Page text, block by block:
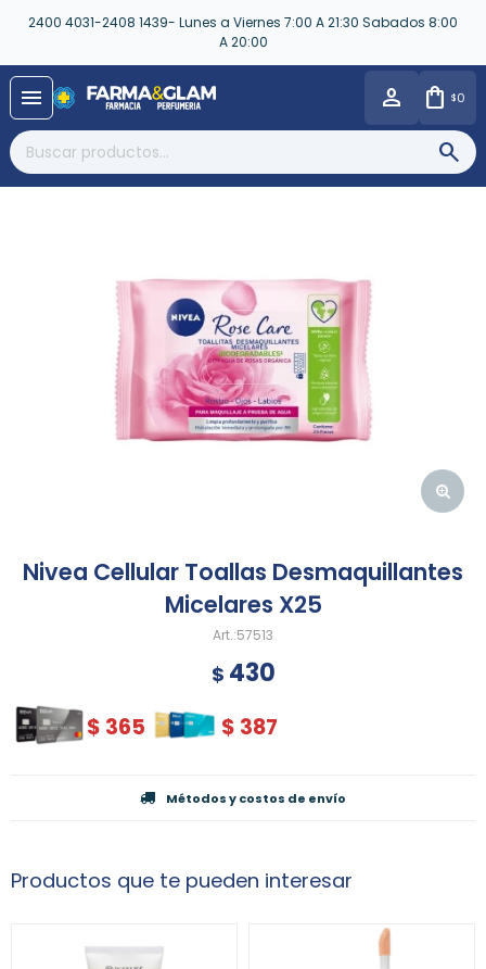
2400 4031-2408 1439- Lunes a Viernes 7:00 A 21:30 Sabados 8:00
A 20:00
menu $0
Nivea Cellular Toallas Desmaquillantes
Micelares X25
57513
$ 430
$ 365 $ 387
Métodos y costos de envío
Productos que te pueden interesar